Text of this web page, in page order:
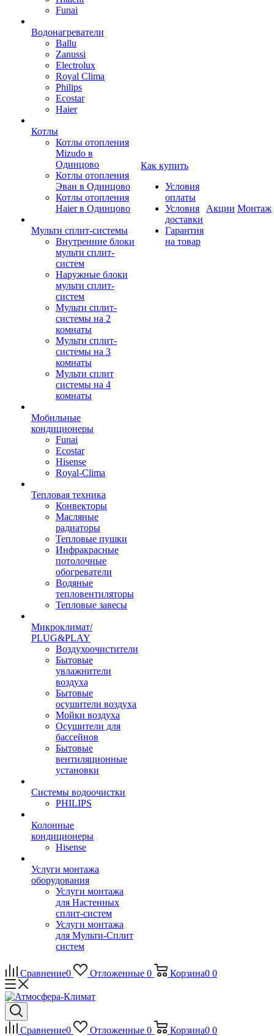
Funai
Водонагреватели
Ballu
Zanussi
Electrolux
Royal Clima
Philips
Ecostar
Haier
Котлы
Котлы отопления
Mizudo в
Одинцово
Котлы отопления
Эван в Одинцово
Котлы отопления
Haier в Одинцово
Мульти сплит-системы
Внутренние блоки
мульти сплит-
систем
Наружные блоки
мульти сплит-
систем
Мульти сплит-
системы на 2
комнаты
Мульти сплит-
системы на 3
комнаты
Мульти сплит
системы на 4
комнаты
Мобильные
кондиционеры
Funai
Ecostar
Hisense
Royal-Clima
Тепловая техника
Конвекторы
Масляные
радиаторы
Тепловые пушки
Инфракрасные
потолочные
обогреватели
Водяные
тепловентиляторы
Тепловые завесы
Микроклимат/
PLUG&PLAY
Воздухоочистители
Бытовые
увлажнители
воздуха
Бытовые
осушители воздуха
Мойки воздуха
Осушители для
бассейнов
Бытовые
вентиляционные
установки
Системы водоочистки
PHILIPS
Колонные
кондиционеры
Hisense
Услуги монтажа
оборудования
Услуги монтажа
для Настенных
сплит-систем
Услуги монтажа
для Мульти-Сплит
систем
Как купить
Условия
оплаты
Условия
доставки
Гарантия
на товар
Акции Монтаж
Сравнение0 Отложенные 0 Корзина0 0
Сравнение0 Отложенные 0 Корзина0 0